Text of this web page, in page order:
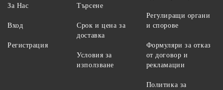
За Нас
Вход
Регистрация
Търсене
Срок и цена за
доставка
Условия за
използване
Регулиращи органи
и спорове
Формуляри за отказ
от договор и
рекламации
Политика за